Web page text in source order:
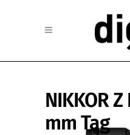
NIKKOR Z
mm Tag